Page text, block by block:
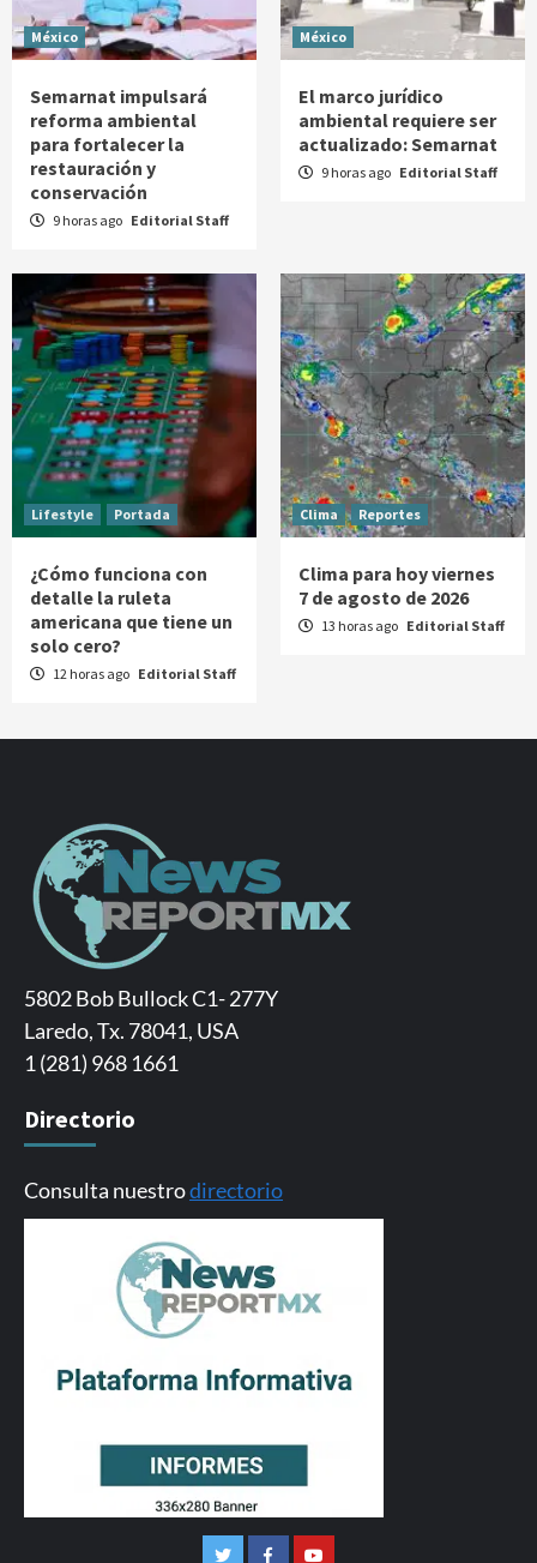
México
Semarnat impulsará
reforma ambiental
para fortalecer la
restauración y
conservación
9 horas ago Editorial Staff
México
El marco jurídico
ambiental requiere ser
actualizado: Semarnat
9 horas ago Editorial Staff
Lifestyle Portada
¿Cómo funciona con
detalle la ruleta
americana que tiene un
solo cero?
12 horas ago Editorial Staff
Clima Reportes
Clima para hoy viernes
7 de agosto de 2026
13 horas ago Editorial Staff
5802 Bob Bullock C1- 277Y
Laredo, Tx. 78041, USA
1 (281) 968 1661
Directorio
Consulta nuestrodirectorio